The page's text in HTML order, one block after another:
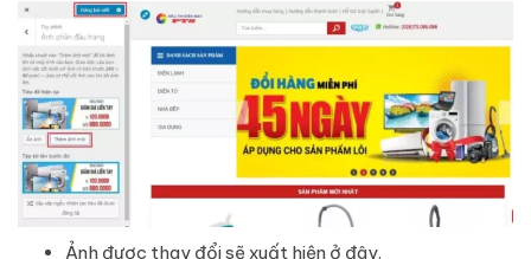
Ảnh được thay đổi sẽ xuất hiện ở đây.